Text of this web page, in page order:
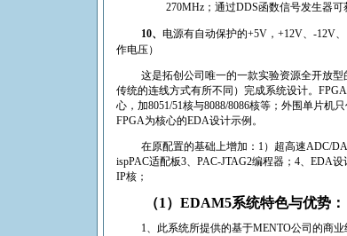
270MHz ；通过DDS函数信号发生器可
10、电源有自动保护的+5V ，+12V、-12V
作电压）
这是拓创公司唯一的一款实验资源全开放
传统的连线方式有所不同）完成系统设计。 FPGA
心，加8051/51核与8088/8086核等；外围单片机只
FPGA为核心的EDA设计示例。
在原配置的基础上增加： 1）超高速ADC/
ispPAC适配板3、 PAC-JTAG2编程器； 4、 EDA设
IP核；
（1 ）EDAM5系统特色与优势：
1、此系统所提供的基于MENTO公司的商业